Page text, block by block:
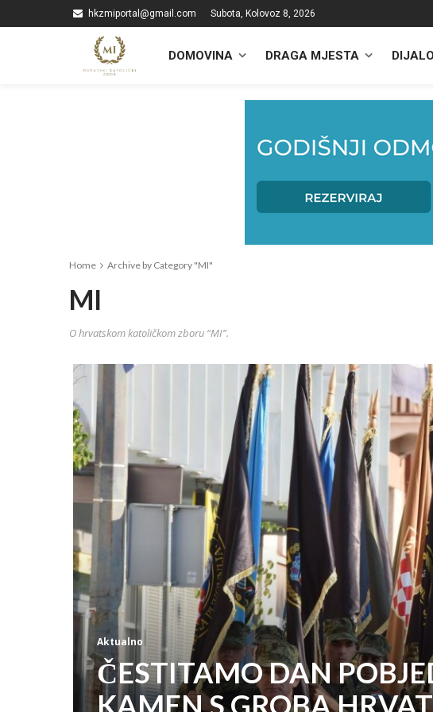
hkzmiportal@gmail.com Subota, Kolovoz 8, 2026
DOMOVINA DRAGA MJESTA
Home Archive by Category "MI"
MI
O hrvatskom katoličkom zboru “MI”.
Aktualno
ČESTITAMO DAN